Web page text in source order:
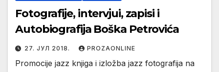
Fotografije, intervjui, zapisi i
Autobiografija Boška Petrovića
27. ЈУЛ 2018. PROZAONLINE
Promocije jazz knjiga i izložba jazz fotografija na